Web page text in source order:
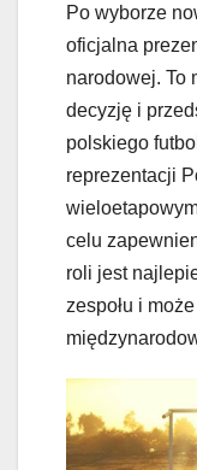
Po wyborze
oficjalna
narodowej. To
decyzję i
polskiego
reprezentacji
celu
roli jest
zespołu i